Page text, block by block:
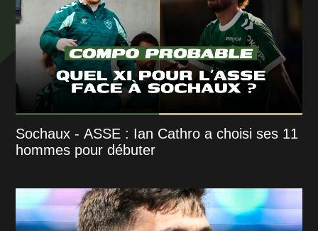
Sochaux - ASSE : Ian Cathro a choisi ses 11
hommes pour débuter